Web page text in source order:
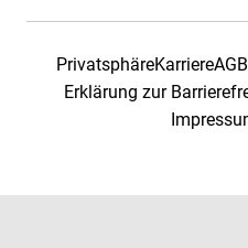
PrivatsphäreKarriereAGB
Erklärung zur